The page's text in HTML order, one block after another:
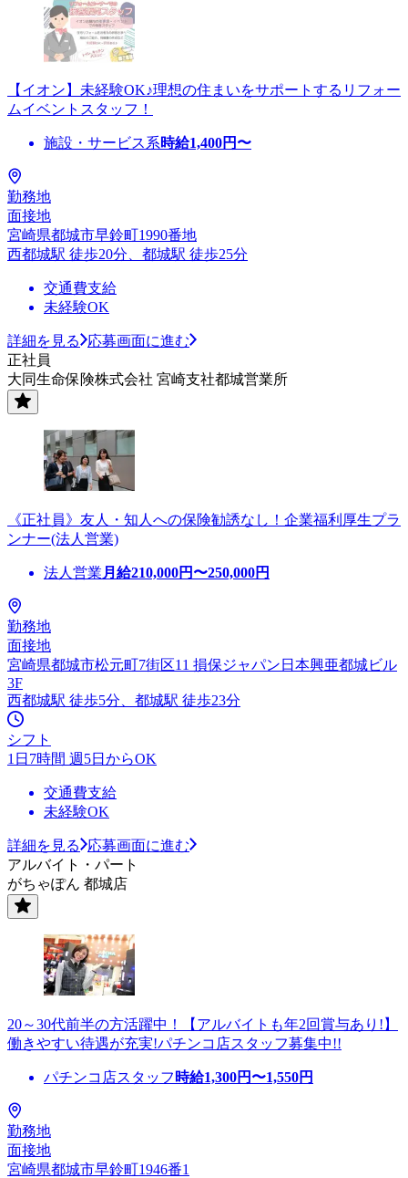
【イオン】未経験OK♪理想の住まいをサポートするリフォー
ムイベントスタッフ！
施設・サービス系時給1,400円〜
勤務地
面接地
宮崎県都城市早鈴町1990番地
西都城駅 徒歩20分、都城駅 徒歩25分
交通費支給
未経験OK
詳細を見る
応募画面に進む
正社員
大同生命保険株式会社 宮崎支社都城営業所
《正社員》友人・知人への保険勧誘なし！企業福利厚生プラ
ンナー(法人営業)
法人営業 月給210,000円〜250,000円
勤務地
面接地
宮崎県都城市松元町7街区11 損保ジャパン日本興亜都城ビル
3F
西都城駅 徒歩5分、都城駅 徒歩23分
シフト
1日7時間 週5日からOK
交通費支給
未経験OK
詳細を見る
応募画面に進む
アルバイト・パート
がちゃぽん 都城店
20～30代前半の方活躍中！【アルバイトも年2回賞与あり!】
働きやすい待遇が充実!パチンコ店スタッフ募集中!!
パチンコ店スタッフ 時給1,300円〜1,550円
勤務地
面接地
宮崎県都城市早鈴町1946番1